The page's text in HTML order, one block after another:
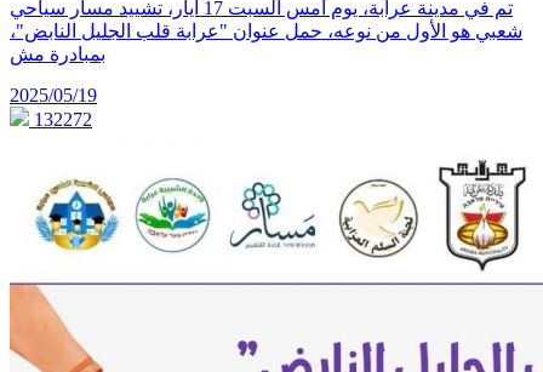
تم في مدينة عرابة، يوم أمس السبت 17 أيار، تشييد مسار سياحي
شعبي هو الأول من نوعه، حمل عنوان "عرابة قلب الجليل النابض"،
بمبادرة مش
2025/05/19
132272